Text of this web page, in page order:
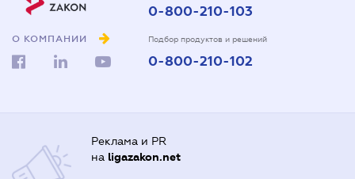
О КОМПАНИИ
0-800-210-103
Подбор продуктов и решений
0-800-210-102
Реклама и PR
на ligazakon.net